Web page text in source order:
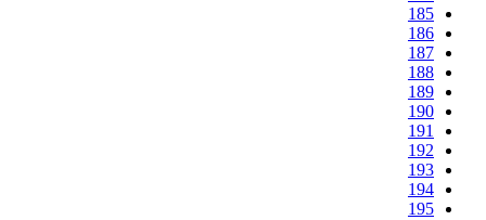
185
186
187
188
189
190
191
192
193
194
195